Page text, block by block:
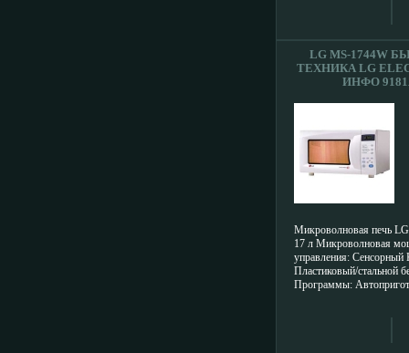
LG MS-1744W
ТЕХНИКА LG
ИНФО
Микроволновая печь
17 л Микроволновая
управления: Сенсорный
Пластиковый/стальной
Программы: